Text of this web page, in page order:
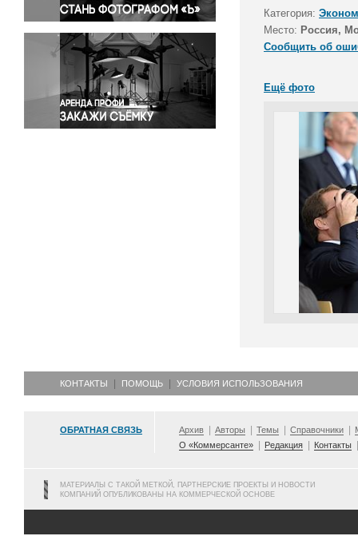
Религия
Светская жизнь
Спорт
Экология
Экономика и бизнес
Категория:
Место: Россия,
Сообщить об
Ещё фото
КОНТАКТЫ ПОМОЩЬ УСЛОВИЯ ИСПОЛЬЗОВАНИЯ
ОБРАТНАЯ СВЯЗЬ Архив Авторы Темы Справочники
О «Коммерсанте»
Редакция Контакты
МАТЕРИАЛЫ С ТАКОЙ МЕТКОЙ, ПАРТНЕРСКИЕ ПРОЕКТЫ И НОВОСТИ
КОМПАНИЙ ОПУБЛИКОВАНЫ НА КОММЕРЧЕСКОЙ ОСНОВЕ